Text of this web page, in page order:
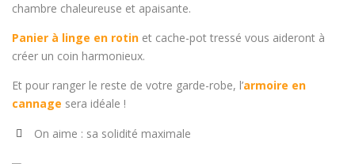
chambre chaleureuse et apaisante.
Panier à linge en rotin et cache-pot tressé vous aideront à
créer un coin harmonieux.
Et pour ranger le reste de votre garde-robe, l’armoire en
cannage sera idéale !
On aime : sa solidité maximale